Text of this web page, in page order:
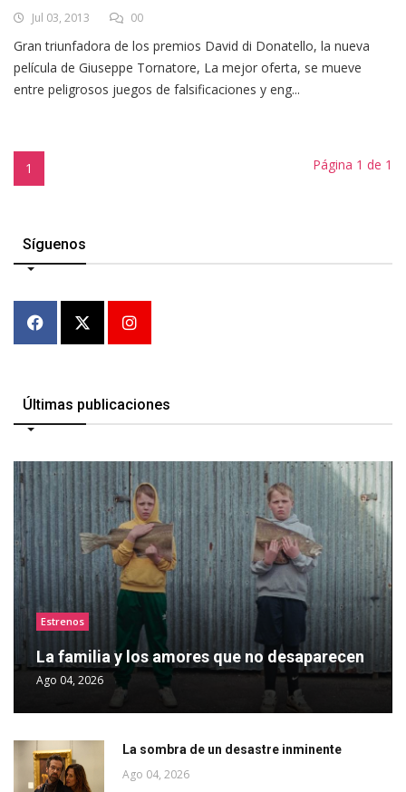
Jul 03, 2013 00
Gran triunfadora de los premios David di Donatello, la nueva
película de Giuseppe Tornatore, La mejor oferta, se mueve
entre peligrosos juegos de falsificaciones y eng...
1 Página 1 de 1
Síguenos
Últimas publicaciones
Estrenos
La familia y los amores que no desaparecen
Ago 04, 2026
La sombra de un desastre inminente
Ago 04, 2026